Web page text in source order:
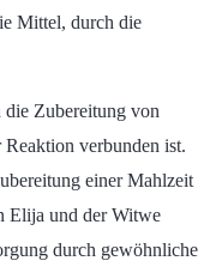
Mittel, durch die
die Zubereitung von
Reaktion verbunden ist.
einer Mahlzeit
Elija und der Witwe
durch gewöhnliche